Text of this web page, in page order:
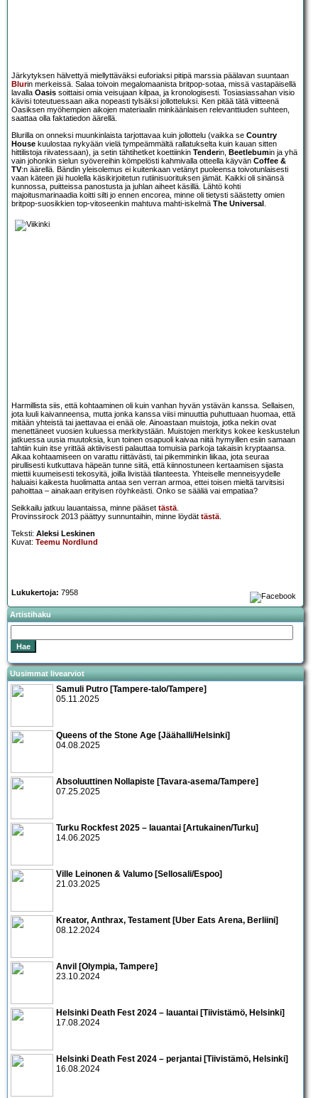
Järkytyksen hälvettyä miellyttäväksi euforiaksi pitipä marssia päälavan suuntaan
Blurin merkeissä. Salaa toivoin megalomaanista britpop-sotaa, missä vastapäisellä
lavalla Oasis soittaisi omia veisujaan kilpaa, ja kronologisesti. Tosiasiassahan visio
kävisi toteutuessaan aika nopeasti tylsäksi jollotteluksi. Ken pitää tätä viitteenä
Oasiksen myöhempien aikojen materiaalin minkäänlaisen relevanttiuden suhteen,
saattaa olla faktatiedon äärellä.
Blurilla on onneksi muunkinlaista tarjottavaa kuin jollottelu (vaikka se Country
House kuulostaa nykyään vielä tympeämmältä rallatukselta kuin kauan sitten
hittilistoja riivatessaan), ja setin tähtihetket koettiinkin Tenderin, Beetlebumin ja yhä
vain johonkin sielun syövereihin kömpelösti kahmivalla otteella käyvän Coffee &
TV:n äärellä. Bändin yleisolemus ei kuitenkaan vetänyt puoleensa toivotunlaisesti
vaan käteen jäi huolella käsikirjoitetun rutiinisuorituksen jämät. Kaikki oli sinänsä
kunnossa, puitteissa panostusta ja juhlan aiheet käsillä. Lähtö kohti
majoitusmarinaadia koitti silti jo ennen encorea, minne oli tietysti säästetty omien
britpop-suosikkien top-vitoseenkin mahtuva mahti-iskelmä The Universal .
Harmillista siis, että kohtaaminen oli kuin vanhan hyvän ystävän kanssa. Sellaisen,
jota luuli kaivanneensa, mutta jonka kanssa viisi minuuttia puhuttuaan huomaa, että
mitään yhteistä tai jaettavaa ei enää ole. Ainoastaan muistoja, jotka nekin ovat
menettäneet vuosien kuluessa merkitystään. Muistojen merkitys kokee keskustelun
jatkuessa uusia muutoksia, kun toinen osapuoli kaivaa niitä hymyillen esiin samaan
tahtiin kuin itse yrittää aktiivisesti palauttaa tomuisia parkoja takaisin kryptaansa.
Aikaa kohtaamiseen on varattu riittävästi, tai pikemminkin liikaa, jota seuraa
pirullisesti kutkuttava häpeän tunne siitä, että kiinnostuneen kertaamisen sijasta
miettii kuumeisesti tekosyitä, joilla livistää tilanteesta. Yhteiselle menneisyydelle
haluaisi kaikesta huolimatta antaa sen verran armoa, ettei toisen mieltä tarvitsisi
pahoittaa – ainakaan erityisen röyhkeästi. Onko se sääliä vai empatiaa?
Seikkailu jatkuu lauantaissa, minne pääset tästä.
Provinssirock 2013 päättyy sunnuntaihin, minne löydät tästä.
Teksti: Aleksi Leskinen
Kuvat: Teemu Nordlund
Lukukertoja: 7958
Artistihaku
Uusimmat livearviot
Samuli Putro [Tampere-talo/Tampere]
05.11.2025
Queens of the Stone Age [Jäähalli/Helsinki]
04.08.2025
Absoluuttinen Nollapiste [Tavara-asema/Tampere]
07.25.2025
Turku Rockfest 2025 – lauantai [Artukainen/Turku]
14.06.2025
Ville Leinonen & Valumo [Sellosali/Espoo]
21.03.2025
Kreator, Anthrax, Testament [Uber Eats Arena, Berliini]
08.12.2024
Anvil [Olympia, Tampere]
23.10.2024
Helsinki Death Fest 2024 – lauantai [Tiivistämö, Helsinki]
17.08.2024
Helsinki Death Fest 2024 – perjantai [Tiivistämö, Helsinki]
16.08.2024